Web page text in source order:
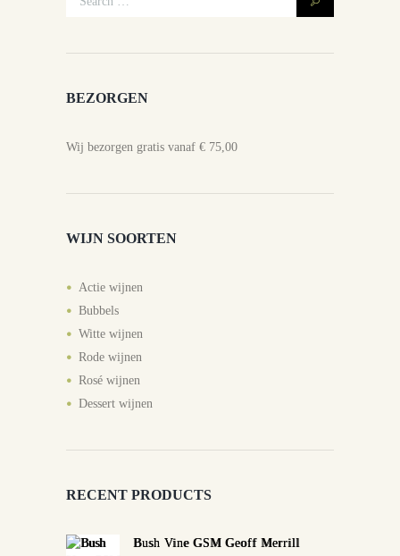
BEZORGEN
Wij bezorgen gratis vanaf € 75,00
WIJN SOORTEN
Actie wijnen
Bubbels
Witte wijnen
Rode wijnen
Rosé wijnen
Dessert wijnen
RECENT PRODUCTS
Bush Vine GSM Geoff Merrill